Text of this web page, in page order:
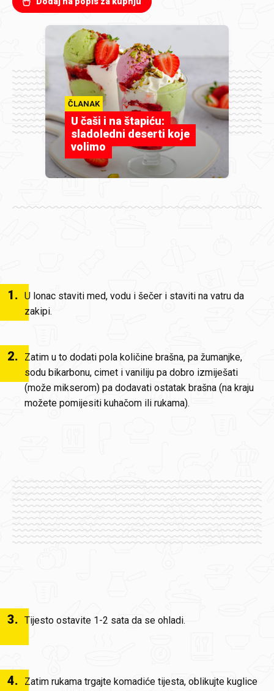
ČLANAK
U čaši i na štapiću:
sladoledni deserti koje
volimo
1. U lonac staviti med, vodu i šečer i staviti na vatru da
zakipi.
2.
Zatim u to dodati pola količine brašna, pa žumanjke,
sodu bikarbonu, cimet i vaniliju pa dobro izmiješati
(može mikserom) pa dodavati ostatak brašna (na kraju
možete pomijesiti kuhačom ili rukama).
3. Tijesto ostavite 1-2 sata da se ohladi.
4. Zatim rukama trgajte komadiće tijesta, oblikujte kuglice